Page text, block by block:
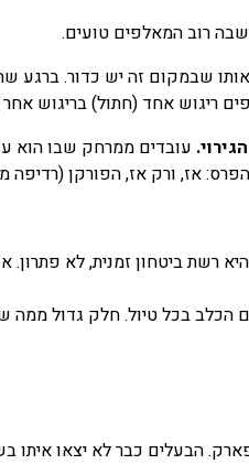
שבה רוב המאלפים טועים.
שבמקום זה יש כדור. ברגע
ריגוש אחד (חתול) בריגוש
עובדים ממרחק שבו הוא
אז, ורק אז, הפורקן (רדיפה
ביטחון זמנית, לא פתרון.
בכל טיול. חלק גדול ממה
הבעלים כבר לא יצאו